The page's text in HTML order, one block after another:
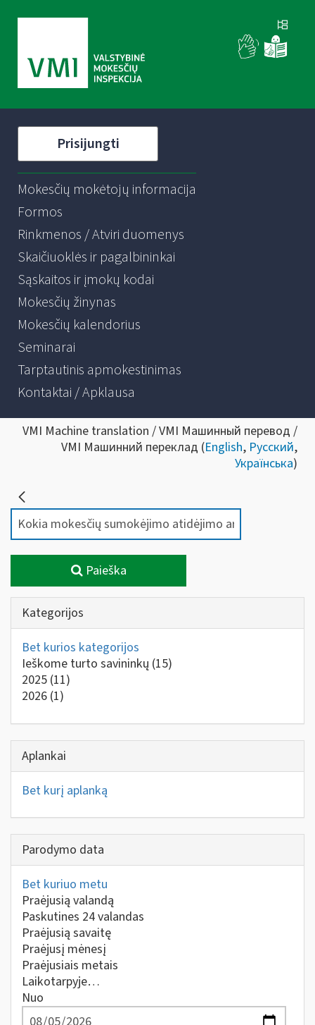
Prisijungti
Mokesčių mokėtojų informacija
Formos
Rinkmenos / Atviri duomenys
Skaičiuoklės ir pagalbininkai
Sąskaitos ir įmokų kodai
Mokesčių žinynas
Mokesčių kalendorius
Seminarai
Tarptautinis apmokestinimas
Kontaktai / Apklausa
VMI Machine translation / VMI Машинный перевод /
VMI Машинний переклад (English, Русский,
Українська)
Paieška
Kategorijos
Bet kurios kategorijos
Ieškome turto savininkų (15)
2025 (11)
2026 (1)
Aplankai
Bet kurį aplanką
Parodymo data
Bet kuriuo metu
Praėjusią valandą
Paskutines 24 valandas
Praėjusią savaitę
Praėjusį mėnesį
Praėjusiais metais
Laikotarpyje…
Nuo